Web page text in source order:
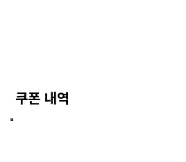
쿠폰 내역